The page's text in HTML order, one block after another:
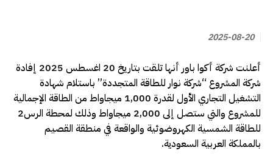
2025-08-20
أعلنت شركة أكوا باور أنها تلقت بتاريخ 20 اغسطس 2025 إفادة
شركة المشروع “شركة نوار للطاقة المتجددة” باستلام شهادة
التشغيل التجاري الأول لقدرة 1,000 ميجاواط من الطاقة الإجمالية
للمشروع والتي ستصل إلى 2,000 ميجاواط وذلك لمحطة الرس2
للطاقة الشمسية الكهروضوئية والواقعة في منطقة القصيم
بالمملكة العربية السعودية.